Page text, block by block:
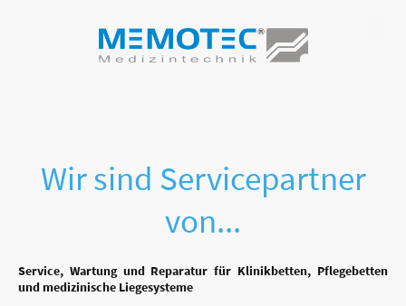
Wir sind Servicepartner
von...
Service, Wartung und Reparatur für Klinikbetten, Pflegebetten
und medizinische Liegesysteme